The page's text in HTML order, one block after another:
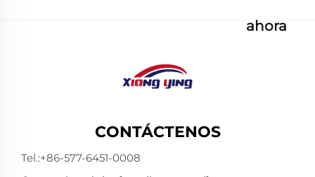
ahora
CONTÁCTENOS
Tel.:+86-577-6451-0008